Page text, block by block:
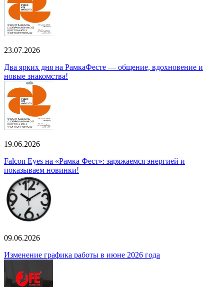
23.07.2026
Два ярких дня на РамкаФесте — общение, вдохновение и
новые знакомства!
19.06.2026
Falcon Eyes на «Рамка Фест»: заряжаемся энергией и
показываем новинки!
09.06.2026
Изменение графика работы в июне 2026 года